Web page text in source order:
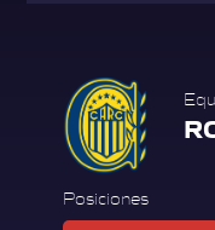
Posiciones